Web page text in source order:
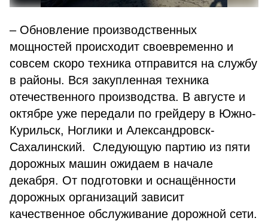
– Обновление производственных
мощностей происходит своевременно и
совсем скоро техника отправится на службу
в районы. Вся закупленная техника
отечественного производства. В августе и
октябре уже передали по грейдеру в Южно-
Курильск, Ноглики и Александровск-
Сахалинский. Следующую партию из пяти
дорожных машин ожидаем в начале
декабря. От подготовки и оснащённости
дорожных организаций зависит
качественное обслуживание дорожной сети.